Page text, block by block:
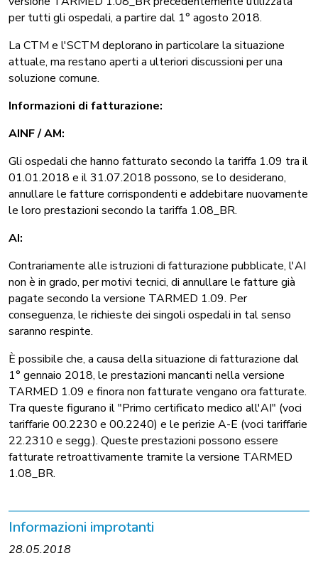
per tutti gli ospedali, a partire dal 1° agosto 2018.
La CTM e l'SCTM deplorano in particolare la situazione
attuale, ma restano aperti a ulteriori discussioni per una
soluzione comune.
Informazioni di fatturazione:
AINF / AM:
Gli ospedali che hanno fatturato secondo la tariffa 1.09 tra il
01.01.2018 e il 31.07.2018 possono, se lo desiderano,
annullare le fatture corrispondenti e addebitare nuovamente
le loro prestazioni secondo la tariffa 1.08_BR.
AI:
Contrariamente alle istruzioni di fatturazione pubblicate, l'AI
non è in grado, per motivi tecnici, di annullare le fatture già
pagate secondo la versione TARMED 1.09. Per
conseguenza, le richieste dei singoli ospedali in tal senso
saranno respinte.
È possibile che, a causa della situazione di fatturazione dal
1° gennaio 2018, le prestazioni mancanti nella versione
TARMED 1.09 e finora non fatturate vengano ora fatturate.
Tra queste figurano il "Primo certificato medico all'AI" (voci
tariffarie 00.2230 e 00.2240) e le perizie A-E (voci tariffarie
22.2310 e segg.). Queste prestazioni possono essere
fatturate retroattivamente tramite la versione TARMED
1.08_BR.
Informazioni improtanti
28.05.2018